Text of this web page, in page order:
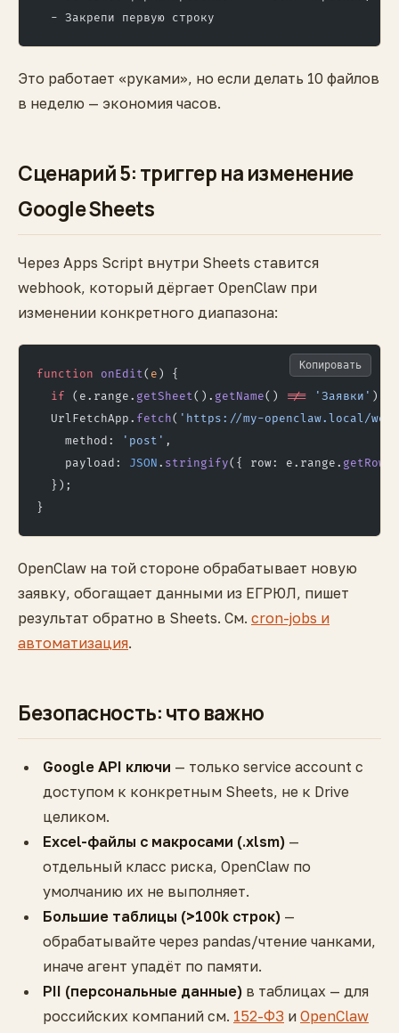
  - Закрепи первую строку
Это работает «руками», но если делать 10 файлов
в неделю — экономия часов.
Сценарий 5: триггер на изменение
Google Sheets
Через Apps Script внутри Sheets ставится
webhook, который дёргает OpenClaw при
изменении конкретного диапазона:
function onEdit( e ) {
  if
(e.range. getSheet(). getName() !== 'Заявки' )
  UrlFetchApp.
fetch( 'https://my-openclaw.local/
    method:
'post' ,
    payload:
JSON . stringify({ row: e.range. getRow
  });
}
Копировать
OpenClaw на той стороне обрабатывает новую
заявку, обогащает данными из ЕГРЮЛ, пишет
результат обратно в Sheets. См. cron-jobs и
автоматизация.
Безопасность: что важно
Google API ключи — только service account с
доступом к конкретным Sheets, не к Drive
целиком.
Excel-файлы с макросами (.xlsm) —
отдельный класс риска, OpenClaw по
умолчанию их не выполняет.
Большие таблицы (>100k строк) —
обрабатывайте через pandas/чтение чанками,
иначе агент упадёт по памяти.
PII (персональные данные) в таблицах — для
российских компаний см. 152-ФЗ и OpenClaw